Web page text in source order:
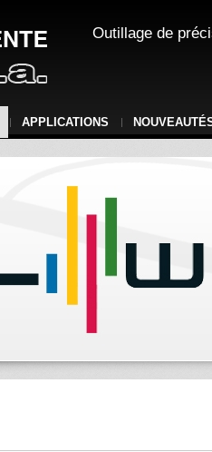
Outillage de
APPLICATIONS